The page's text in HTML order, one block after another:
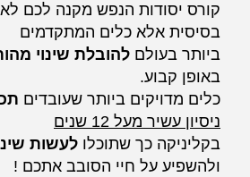
קורס יסודות הנפש מקנה לכם
בסיסית אלא כלים המתקדמים
ביותר בעולם להובלת שינוי
באופן קבוע.
כלים מדויקים ביותר שעובדים
ניסיון עשיר מעל 12 שנים
בקליניקה כך שתוכלו לעשות
ולהשפיע על חיי הסובב אתכם !